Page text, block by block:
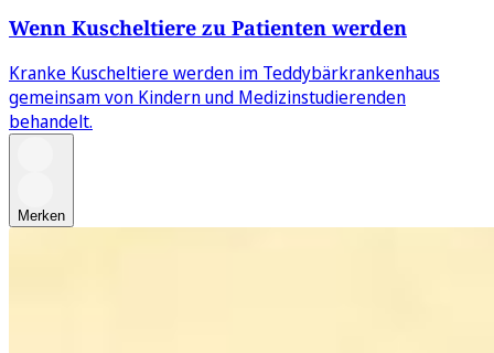
Wenn Kuscheltiere zu Patienten werden
Kranke Kuscheltiere werden im Teddybärkrankenhaus
gemeinsam von Kindern und Medizinstudierenden
behandelt.
Merken